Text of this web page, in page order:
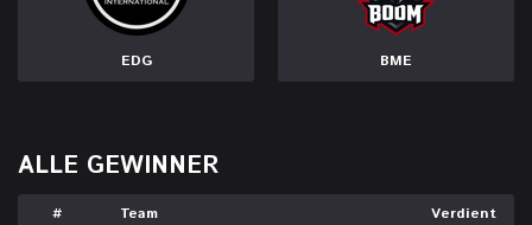
EDG BME
ALLE GEWINNER
# Team Verdient